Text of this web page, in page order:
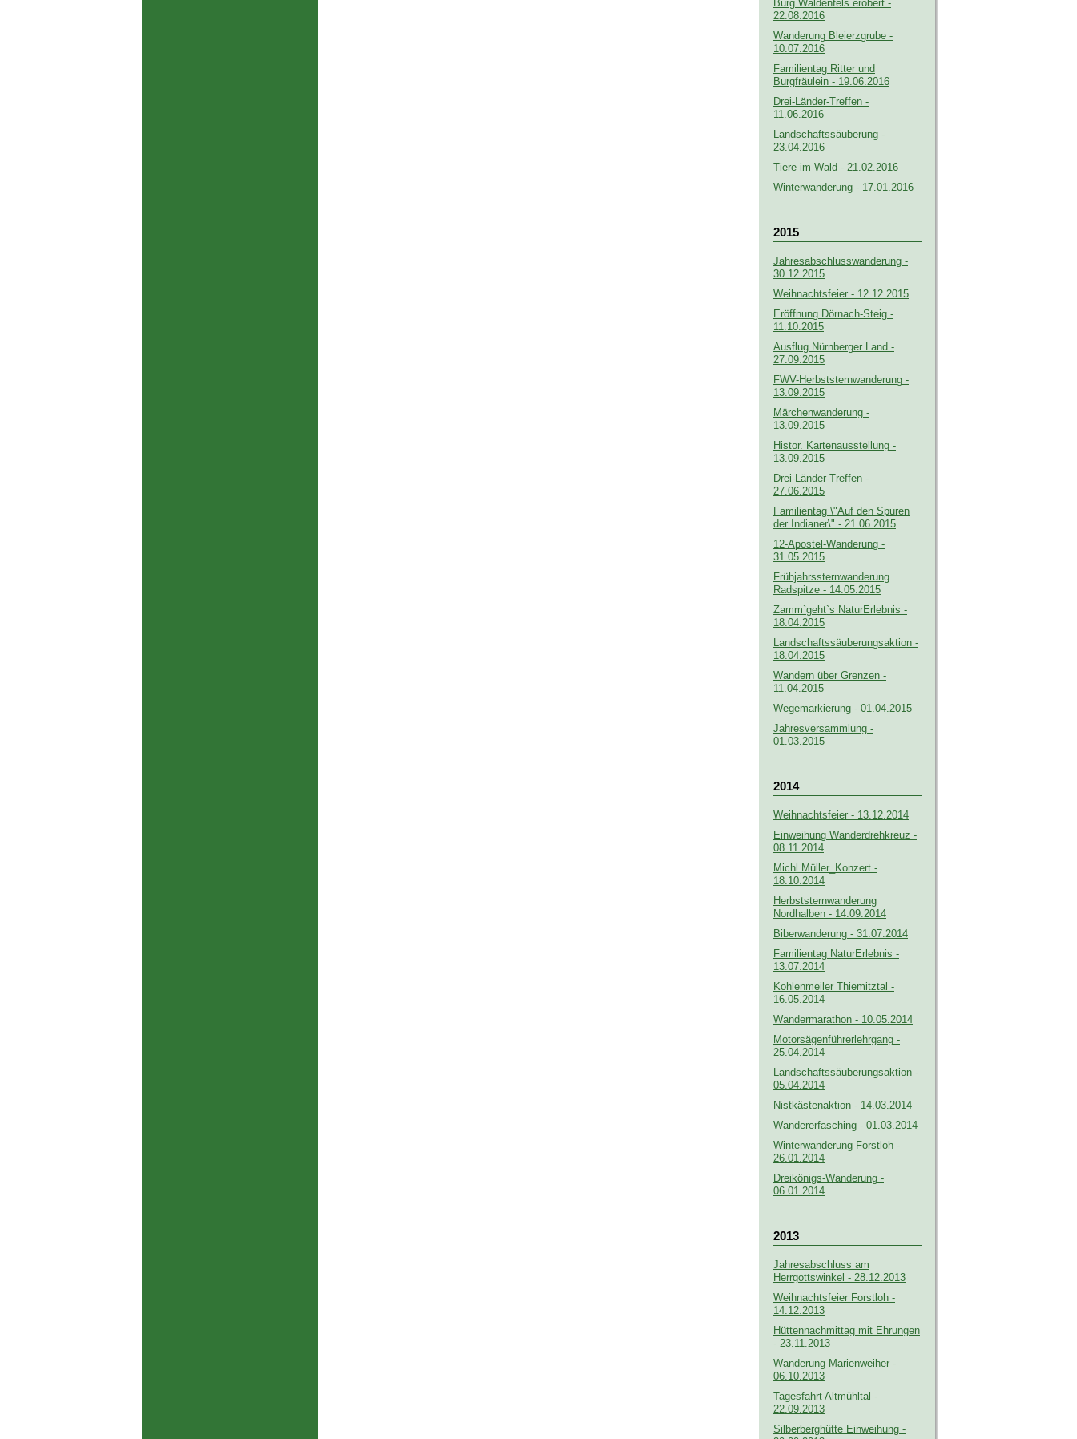
Burg Waldenfels erobert -
22.08.2016
Wanderung Bleierzgrube -
10.07.2016
Familientag Ritter und
Burgfräulein - 19.06.2016
Drei-Länder-Treffen -
11.06.2016
Landschaftssäuberung -
23.04.2016
Tiere im Wald - 21.02.2016
Winterwanderung - 17.01.2016
2015
Jahresabschlusswanderung -
30.12.2015
Weihnachtsfeier - 12.12.2015
Eröffnung Dörnach-Steig -
11.10.2015
Ausflug Nürnberger Land -
27.09.2015
FWV-Herbststernwanderung -
13.09.2015
Märchenwanderung -
13.09.2015
Histor. Kartenausstellung -
13.09.2015
Drei-Länder-Treffen -
27.06.2015
Familientag \"Auf den Spuren
der Indianer\" - 21.06.2015
12-Apostel-Wanderung -
31.05.2015
Frühjahrssternwanderung
Radspitze - 14.05.2015
Zamm`geht`s NaturErlebnis -
18.04.2015
Landschaftssäuberungsaktion -
18.04.2015
Wandern über Grenzen -
11.04.2015
Wegemarkierung - 01.04.2015
Jahresversammlung -
01.03.2015
2014
Weihnachtsfeier - 13.12.2014
Einweihung Wanderdrehkreuz -
08.11.2014
Michl Müller_Konzert -
18.10.2014
Herbststernwanderung
Nordhalben - 14.09.2014
Biberwanderung - 31.07.2014
Familientag NaturErlebnis -
13.07.2014
Kohlenmeiler Thiemitztal -
16.05.2014
Wandermarathon - 10.05.2014
Motorsägenführerlehrgang -
25.04.2014
Landschaftssäuberungsaktion -
05.04.2014
Nistkästenaktion - 14.03.2014
Wandererfasching - 01.03.2014
Winterwanderung Forstloh -
26.01.2014
Dreikönigs-Wanderung -
06.01.2014
2013
Jahresabschluss am
Herrgottswinkel - 28.12.2013
Weihnachtsfeier Forstloh -
14.12.2013
Hüttennachmittag mit Ehrungen
- 23.11.2013
Wanderung Marienweiher -
06.10.2013
Tagesfahrt Altmühltal -
22.09.2013
Silberberghütte Einweihung -